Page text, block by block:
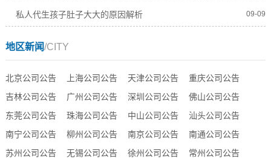
私人代生孩子肚子大大的原因解析 09-09
地区新闻/CITY
北京公司公告 上海公司公告 天津公司公告
重庆公司公告
吉林公司公告
广州公司公告 深圳公司公告
佛山公司公告
东莞公司公告
珠海公司公告 中山公司公告
汕头公司公告
南宁公司公告
柳州公司公告 南京公司公告
南通公司公告
苏州公司公告
无锡公司公告 徐州公司公告 常州公司公告